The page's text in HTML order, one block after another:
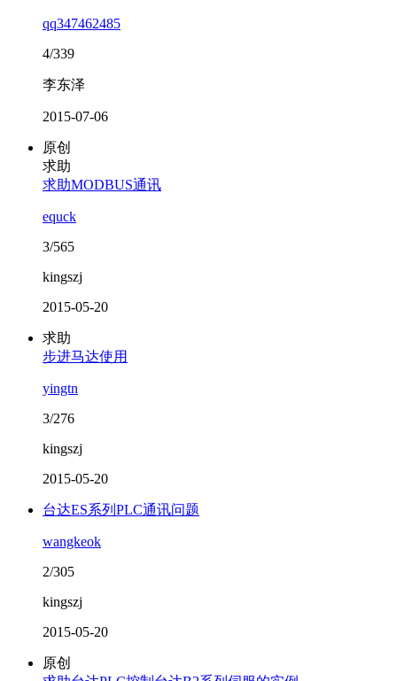
qq347462485
4/339
李东泽
2015-07-06
原创
求助
求助MODBUS通讯
equck
3/565
kingszj
2015-05-20
求助
步进马达使用
yingtn
3/276
kingszj
2015-05-20
台达ES系列PLC通讯问题
wangkeok
2/305
kingszj
2015-05-20
原创